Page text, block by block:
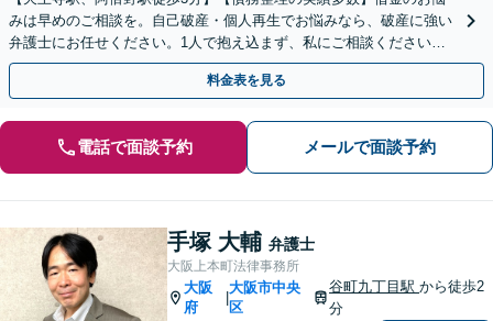
みは早めのご相談を。自己破産・個人再生でお悩みなら、破産に強い
弁護士にお任せください。1人で抱え込まず、私にご相談ください。
【初回相談無料】【夜間休日対応可】
料金表を見る
電話で面談予約 メールで面談予約
手塚 大輔 弁護士
大阪上本町法律事務所
大阪
府
|
大阪市中央
区
谷町九丁目駅から徒歩2
分